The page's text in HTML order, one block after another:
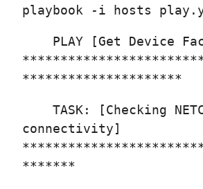
playbook -i hosts
PLAY [Get Device
*********************
TASK: [Checking
connectivity]
*******